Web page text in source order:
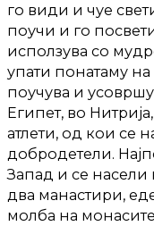
го види и чуе
поучи и го
исползува со
упати понатаму
поучува и
Египет, во
атлети, од кои се
добродетели.
Запад и се насели
два манастири,
молба на